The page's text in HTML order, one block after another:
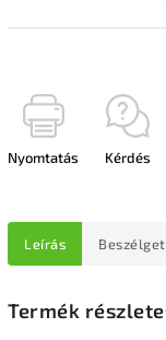
Nyomtatás Kérdés
Leírás
Termék